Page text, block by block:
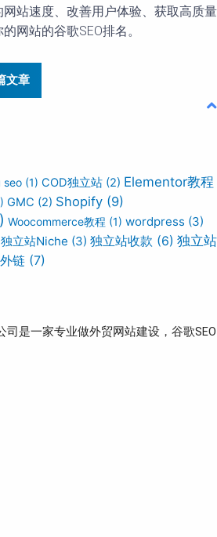
站速度、改善用户体验、获取高质量
网站的谷歌SEO排名。
文章
seo (1) COD独立站 (2) Elementor教程
GMC (2) Shopify (9)
Woocommerce教程 (1) wordpress (3)
独立站Niche (3) 独立站收款 (6) 独立站
链 (7)
是一家专业做外贸网站建设，谷歌SEO